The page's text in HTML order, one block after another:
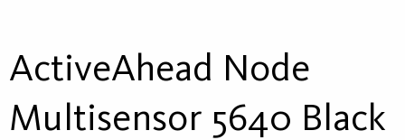
ActiveAhead Node
Multisensor 5640 Black